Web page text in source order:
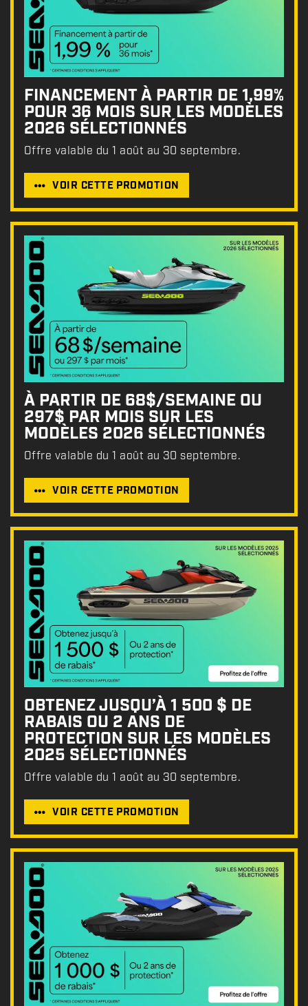
FINANCEMENT À PARTIR DE 1,99%
POUR 36 MOIS SUR LES MODÈLES
2026 SÉLECTIONNÉS
Offre valable du 1 août au 30 septembre.
VOIR CETTE PROMOTION
À PARTIR DE 68$/SEMAINE OU
297$ PAR MOIS SUR LES
MODÈLES 2026 SÉLECTIONNÉS
Offre valable du 1 août au 30 septembre.
VOIR CETTE PROMOTION
OBTENEZ JUSQU’À 1 500 $ DE
RABAIS OU 2 ANS DE
PROTECTION SUR LES MODÈLES
2025 SÉLECTIONNÉS
Offre valable du 1 août au 30 septembre.
VOIR CETTE PROMOTION